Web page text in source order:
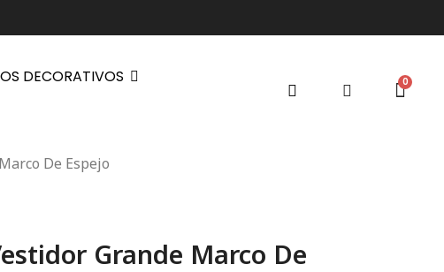
DECORATIVOS
De Espejo
Grande Marco De